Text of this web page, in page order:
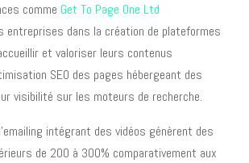
comme Get To Page One Ltd
entreprises dans la création de plateformes
et valoriser leurs contenus
SEO des pages hébergeant des
visibilité sur les moteurs de recherche.
intégrant des vidéos génèrent des
de 200 à 300% comparativement aux